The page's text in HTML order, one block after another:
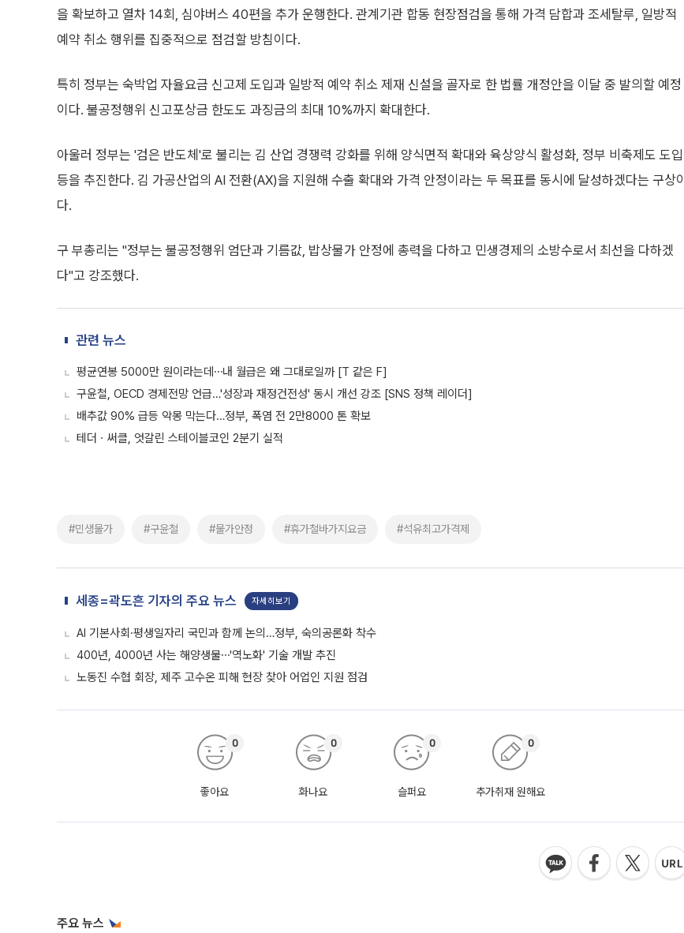
을 확보하고 열차 14회, 심야버스 40편을 추가 운행한다. 관계기관 합동 현장점검을 통해 가격 담합과 조세탈루, 일방적
예약 취소 행위를 집중적으로 점검할 방침이다.
특히 정부는 숙박업 자율요금 신고제 도입과 일방적 예약 취소 제재 신설을 골자로 한 법률 개정안을 이달 중 발의할 예정
이다. 불공정행위 신고포상금 한도도 과징금의 최대 10%까지 확대한다.
아울러 정부는 '검은 반도체'로 불리는 김 산업 경쟁력 강화를 위해 양식면적 확대와 육상양식 활성화, 정부 비축제도 도입
등을 추진한다. 김 가공산업의 AI 전환(AX)을 지원해 수출 확대와 가격 안정이라는 두 목표를 동시에 달성하겠다는 구상이
다.
구 부총리는 "정부는 불공정행위 엄단과 기름값, 밥상물가 안정에 총력을 다하고 민생경제의 소방수로서 최선을 다하겠
다"고 강조했다.
관련 뉴스
평균연봉 5000만 원이라는데⋯내 월급은 왜 그대로일까 [T 같은 F]
구윤철, OECD 경제전망 언급…'성장과 재정건전성' 동시 개선 강조 [SNS 정책 레이더]
배추값 90% 급등 악몽 막는다…정부, 폭염 전 2만8000 톤 확보
테더ㆍ써클, 엇갈린 스테이블코인 2분기 실적
#민생물가 #구윤철 #물가안정 #휴가철바가지요금 #석유최고가격제
세종=곽도흔 기자의 주요 뉴스 자세히보기
AI 기본사회·평생일자리 국민과 함께 논의…정부, 숙의공론화 착수
400년, 4000년 사는 해양생물⋯'역노화' 기술 개발 추진
노동진 수협 회장, 제주 고수온 피해 현장 찾아 어업인 지원 점검
좋아요
0
화나요
0
슬퍼요
0
추가취재 원해요
0
주요 뉴스